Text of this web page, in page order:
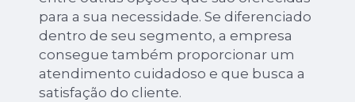
para a sua necessidade. Se diferenciado
dentro de seu segmento, a empresa
consegue também proporcionar um
atendimento cuidadoso e que busca a
satisfação do cliente.